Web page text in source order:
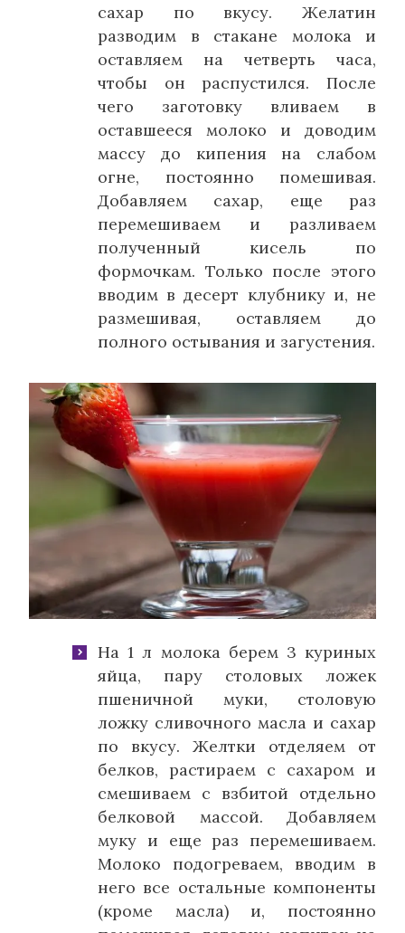
сахар по вкусу. Желатин
разводим в стакане молока и
оставляем на четверть часа,
чтобы он распустился. После
чего заготовку вливаем в
оставшееся молоко и доводим
массу до кипения на слабом
огне, постоянно помешивая.
Добавляем сахар, еще раз
перемешиваем и разливаем
полученный кисель по
формочкам. Только после этого
вводим в десерт клубнику и, не
размешивая, оставляем до
полного остывания и загустения.
На 1 л молока берем 3 куриных
яйца, пару столовых ложек
пшеничной муки, столовую
ложку сливочного масла и сахар
по вкусу. Желтки отделяем от
белков, растираем с сахаром и
смешиваем с взбитой отдельно
белковой массой. Добавляем
муку и еще раз перемешиваем.
Молоко подогреваем, вводим в
него все остальные компоненты
(кроме масла) и, постоянно